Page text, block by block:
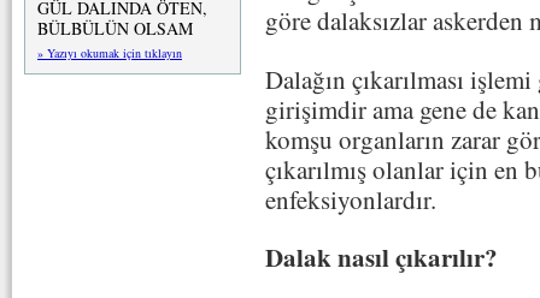
GÜL DALINDA ÖTEN,
BÜLBÜLÜN OLSAM
» Yazıyı okumak için tıklayın
göre dalaksızlar askerden
Dalağın çıkarılması
girişimdir ama gene de
komşu organların zarar
çıkarılmış olanlar için en
enfeksiyonlardır.
Dalak nasıl çıkarılır?